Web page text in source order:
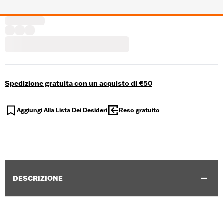
Spedizione gratuita con un acquisto di €50
Aggiungi Alla Lista Dei Desideri Reso gratuito
DESCRIZIONE